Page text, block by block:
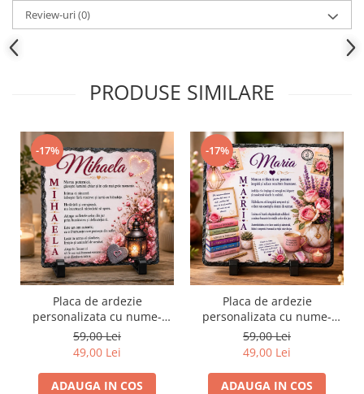
Review-uri(0)
PRODUSE SIMILARE
-17%
Placa de ardezie
personalizata cu nume-
Mihaela
59,00 Lei
49,00 Lei
ADAUGA IN COS
-17%
Placa de ardezie
personalizata cu nume-
Maria
59,00 Lei
49,00 Lei
ADAUGA IN COS